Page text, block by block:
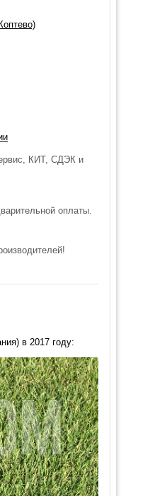
КИТ, СДЭК и
оплаты.
в 2017 году: